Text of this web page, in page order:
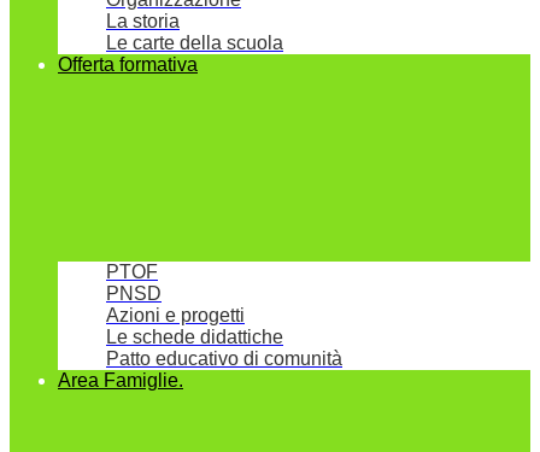
La storia
Le carte della scuola
Offerta formativa
PTOF
PNSD
Azioni e progetti
Le schede didattiche
Patto educativo di comunità
Area Famiglie.